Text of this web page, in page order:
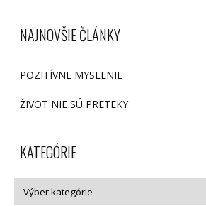
NAJNOVŠIE ČLÁNKY
POZITÍVNE MYSLENIE
ŽIVOT NIE SÚ PRETEKY
KATEGÓRIE